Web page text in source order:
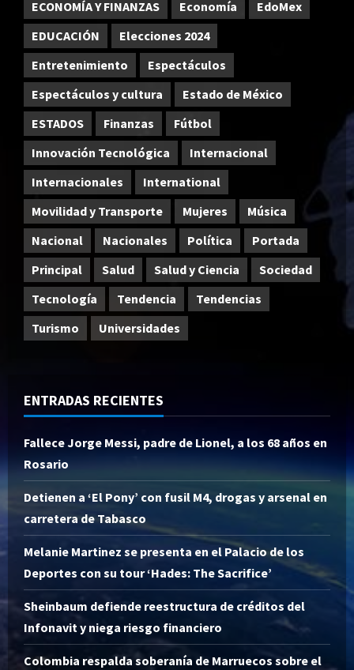
ECONOMÍA Y FINANZAS
Economía
EdoMex
EDUCACIÓN
Elecciones 2024
Entretenimiento
Espectáculos
Espectáculos y cultura
Estado de México
ESTADOS
Finanzas
Fútbol
Innovación Tecnológica
Internacional
Internacionales
International
Movilidad y Transporte
Mujeres
Música
Nacional
Nacionales Política
Portada
Principal
Salud Salud y Ciencia
Sociedad
Tecnología
Tendencia
Tendencias
Turismo
Universidades
ENTRADAS RECIENTES
Fallece Jorge Messi, padre de Lionel, a los 68 años en
Rosario
Detienen a ‘El Pony’ con fusil M4, drogas y arsenal en
carretera de Tabasco
Melanie Martinez se presenta en el Palacio de los
Deportes con su tour ‘Hades: The Sacrifice’
Sheinbaum defiende reestructura de créditos del
Infonavit y niega riesgo financiero
Colombia respalda soberanía de Marruecos sobre el